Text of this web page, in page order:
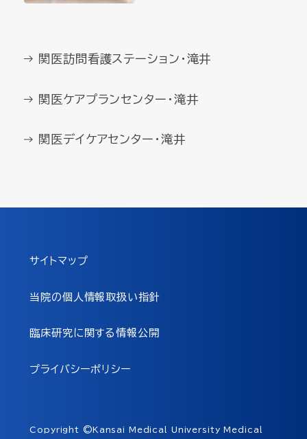
関医訪問看護ステーション・滝井
関医ケアプランセンター・滝井
関医デイケアセンター・滝井
サイトマップ
当院の個人情報取扱い指針
臨床研究に関する情報公開
プライバシーポリシー
Copyright ©Kansai Medical University Medical